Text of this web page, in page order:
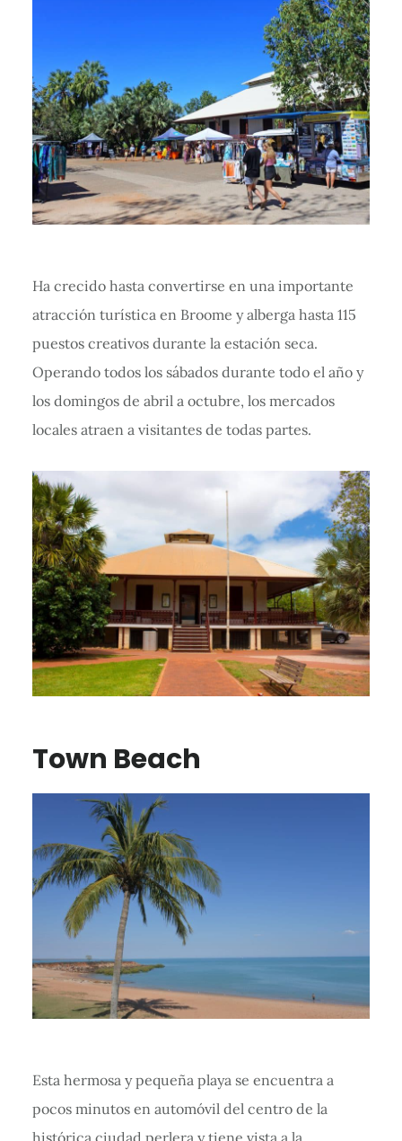
Ha crecido hasta convertirse en una importante
atracción turística en Broome y alberga hasta 115
puestos creativos durante la estación seca.
Operando todos los sábados durante todo el año y
los domingos de abril a octubre, los mercados
locales atraen a visitantes de todas partes.
Town Beach
Esta hermosa y pequeña playa se encuentra a
pocos minutos en automóvil del centro de la
histórica ciudad perlera y tiene vista a la